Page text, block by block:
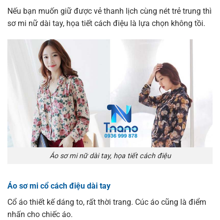
Nếu bạn muốn giữ được vẻ thanh lịch cùng nét trẻ trung thì
sơ mi nữ dài tay, họa tiết cách điệu là lựa chọn không tồi.
Áo sơ mi nữ dài tay, họa tiết cách điệu
Áo sơ mi cổ cách điệu dài tay
Cổ áo thiết kế dáng to, rất thời trang. Cúc áo cũng là điểm
nhấn cho chiếc áo.